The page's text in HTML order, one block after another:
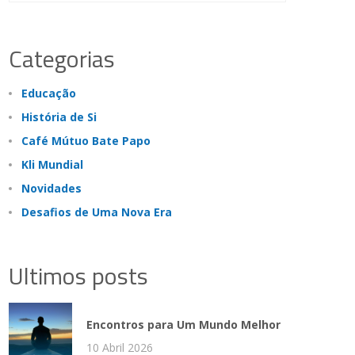
Categorias
Educação
História de Si
Café Mútuo Bate Papo
Kli Mundial
Novidades
Desafios de Uma Nova Era
Ultimos posts
Encontros para Um Mundo Melhor
10 Abril 2026